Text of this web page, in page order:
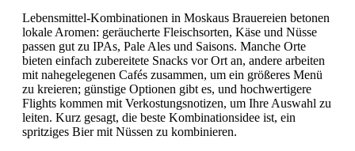
Lebensmittel-Kombinationen in Moskaus Brauereien betonen
lokale Aromen: geräucherte Fleischsorten, Käse und Nüsse
passen gut zu IPAs, Pale Ales und Saisons. Manche Orte
bieten einfach zubereitete Snacks vor Ort an, andere arbeiten
mit nahegelegenen Cafés zusammen, um ein größeres Menü
zu kreieren; günstige Optionen gibt es, und hochwertigere
Flights kommen mit Verkostungsnotizen, um Ihre Auswahl zu
leiten. Kurz gesagt, die beste Kombinationsidee ist, ein
spritziges Bier mit Nüssen zu kombinieren.